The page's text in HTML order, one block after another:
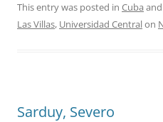
This entry was posted in Cuba
Las Villas, Universidad Centralon
Sarduy, Severo